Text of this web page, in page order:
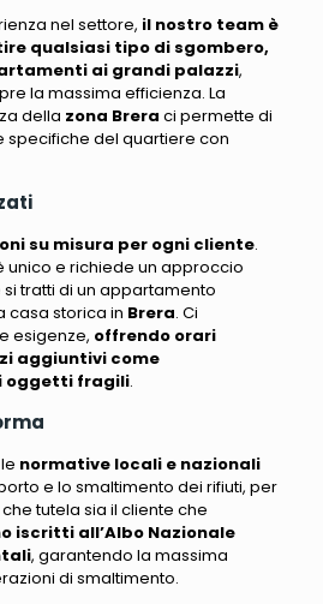
nel settore, il nostro team è
qualsiasi tipo di sgombero,
ai grandi palazzi,
la massima efficienza. La
della zona Brera ci permette di
specifiche del quartiere con
su misura per ogni cliente.
unico e richiede un approccio
tratti di un appartamento
casa storica in Brera. Ci
esigenze, offrendo orari
aggiuntivi come
oggetti fragili.
normative locali e nazionali
e lo smaltimento dei rifiuti, per
tutela sia il cliente che
iscritti all’Albo Nazionale
, garantendo la massima
di smaltimento.